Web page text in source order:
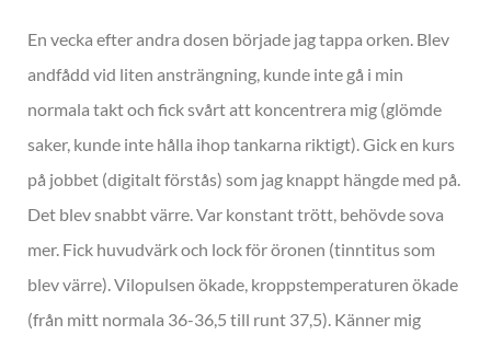
En vecka efter andra dosen började jag tappa orken. Blev
andfådd vid liten ansträngning, kunde inte gå i min
normala takt och fick svårt att koncentrera mig (glömde
saker, kunde inte hålla ihop tankarna riktigt). Gick en kurs
på jobbet (digitalt förstås) som jag knappt hängde med på.
Det blev snabbt värre. Var konstant trött, behövde sova
mer. Fick huvudvärk och lock för öronen (tinntitus som
blev värre). Vilopulsen ökade, kroppstemperaturen ökade
(från mitt normala 36-36,5 till runt 37,5). Känner mig